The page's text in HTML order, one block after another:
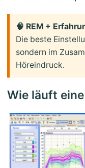
🧠 REM +
Die beste
sondern im
Höreindruck.
Wie läuft